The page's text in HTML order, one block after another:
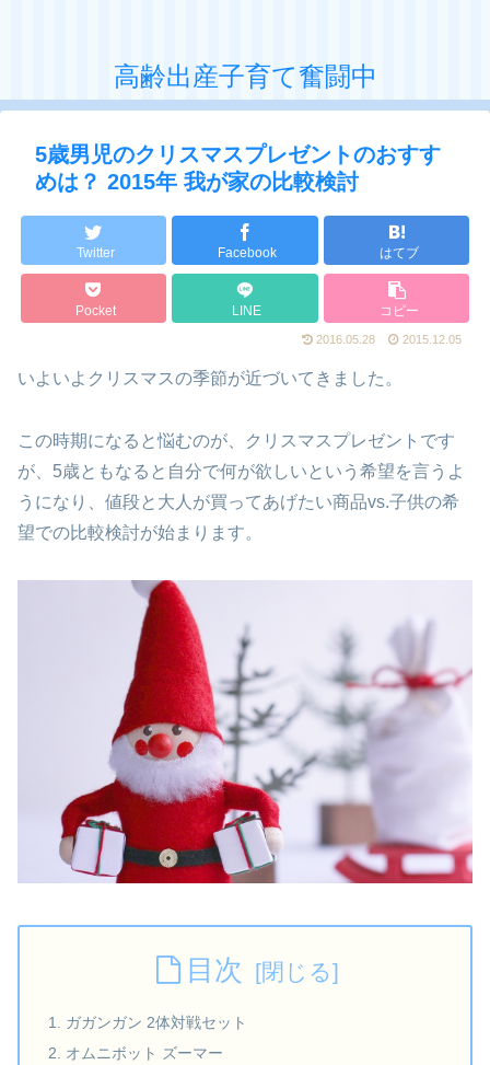
高齢出産子育て奮闘中
5歳男児のクリスマスプレゼントのおすす
めは？ 2015年 我が家の比較検討
Twitter Facebook はてブ
Pocket LINE コピー
2016.05.28 2015.12.05
いよいよクリスマスの季節が近づいてきました。
この時期になると悩むのが、クリスマスプレゼントです
が、5歳ともなると自分で何が欲しいという希望を言うよ
うになり、値段と大人が買ってあげたい商品vs.子供の希
望での比較検討が始まります。
目次
1. ガガンガン 2体対戦セット
2. オムニボット ズーマー